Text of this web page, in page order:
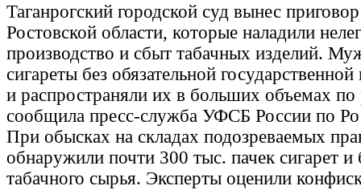
Таганрогский городской суд вынес
Ростовской области, которые наладили
производство и сбыт табачных изделий.
сигареты без обязательной
и распространяли их в больших объемах
сообщила пресс-служба УФСБ России по
При обысках на складах подозреваемых
обнаружили почти 300 тыс. пачек сигарет и
табачного сырья. Эксперты оценили